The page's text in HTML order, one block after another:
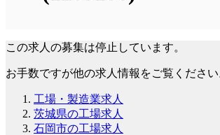
この求人の募集は停止しています。
お手数ですが他の求人情報をご覧ください
工場・製造業求人
茨城県の工場求人
石岡市の工場求人